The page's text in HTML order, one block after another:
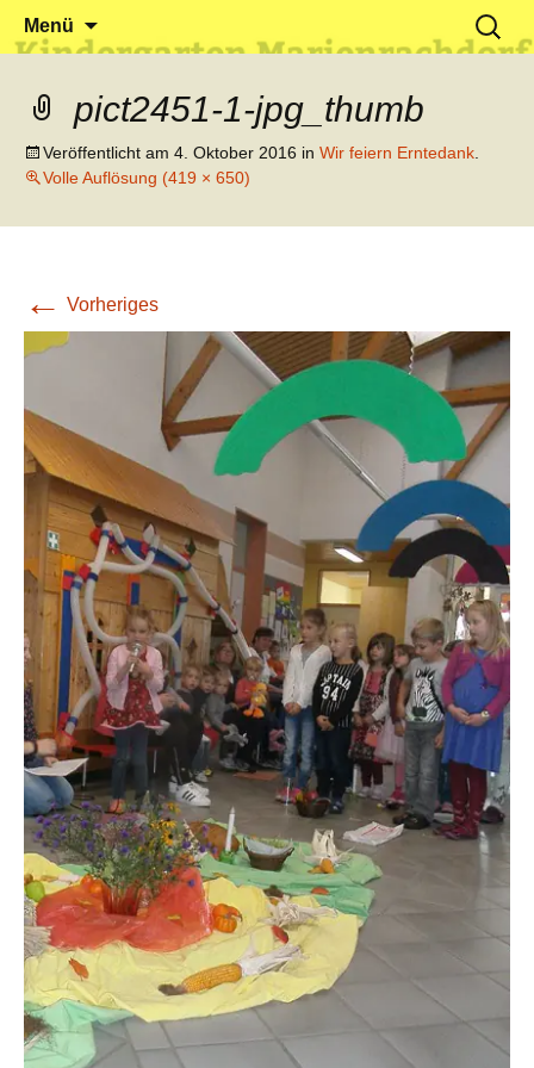
Kindergarten Marienrachdorf
Klein reingehen – Groß rauskommen
Menü
Suchen
nach:
pict2451-1-jpg_thumb
Veröffentlicht am 4. Oktober 2016 in Wir feiern Erntedank
Volle Auflösung (419 × 650)
← Vorheriges